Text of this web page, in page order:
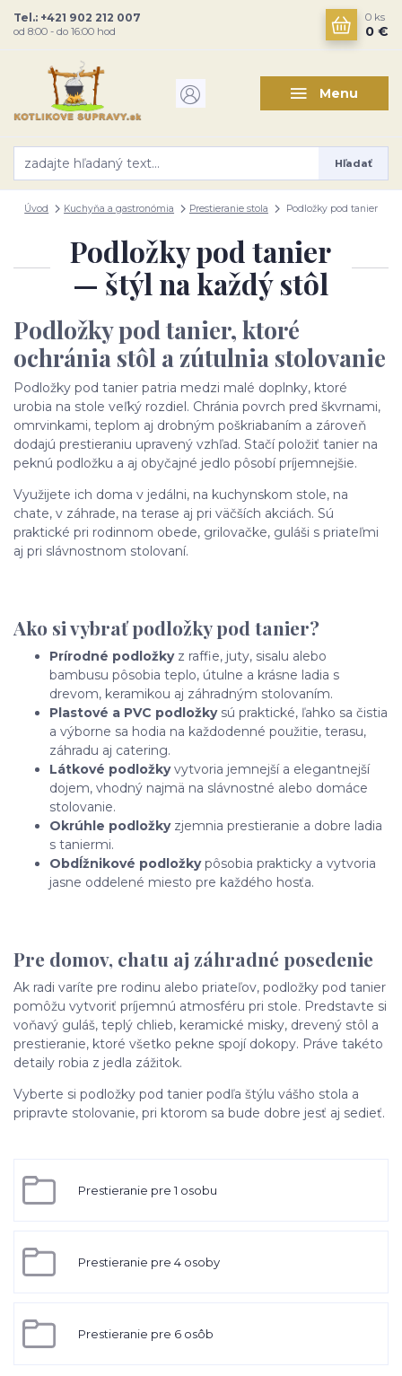
Menu
Hľadať
Tel.: +421 902 212 007
od 8:00 - do 16:00 hod
0 ks
0 €
Úvod Kuchyňa a gastronómia Prestieranie stola Podložky pod tanier
Podložky pod tanier
— štýl na každý stôl
Podložky pod tanier, ktoré
ochránia stôl a zútulnia stolovanie
Podložky pod tanier patria medzi malé doplnky, ktoré
urobia na stole veľký rozdiel. Chránia povrch pred škvrnami,
omrvinkami, teplom aj drobným poškriabaním a zároveň
dodajú prestieraniu upravený vzhľad. Stačí položiť tanier na
peknú podložku a aj obyčajné jedlo pôsobí príjemnejšie.
Využijete ich doma v jedálni, na kuchynskom stole, na
chate, v záhrade, na terase aj pri väčších akciách. Sú
praktické pri rodinnom obede, grilovačke, guláši s priateľmi
aj pri slávnostnom stolovaní.
Ako si vybrať podložky pod tanier?
Prírodné podložkyz raffie, juty, sisalu alebo
bambusu pôsobia teplo, útulne a krásne ladia s
drevom, keramikou aj záhradným stolovaním.
Plastové a PVC podložkysú praktické, ľahko sa čistia
a výborne sa hodia na každodenné použitie, terasu,
záhradu aj catering.
Látkové podložkyvytvoria jemnejší a elegantnejší
dojem, vhodný najmä na slávnostné alebo domáce
stolovanie.
Okrúhle podložkyzjemnia prestieranie a dobre ladia
s taniermi.
Obdĺžnikové podložkypôsobia prakticky a vytvoria
jasne oddelené miesto pre každého hosťa.
Pre domov, chatu aj záhradné posedenie
Ak radi varíte pre rodinu alebo priateľov, podložky pod tanier
pomôžu vytvoriť príjemnú atmosféru pri stole. Predstavte si
voňavý guláš, teplý chlieb, keramické misky, drevený stôl a
prestieranie, ktoré všetko pekne spojí dokopy. Práve takéto
detaily robia z jedla zážitok.
Vyberte si podložky pod tanier podľa štýlu vášho stola a
pripravte stolovanie, pri ktorom sa bude dobre jesť aj sedieť.
Prestieranie pre 1 osobu
Prestieranie pre 4 osoby
Prestieranie pre 6 osôb